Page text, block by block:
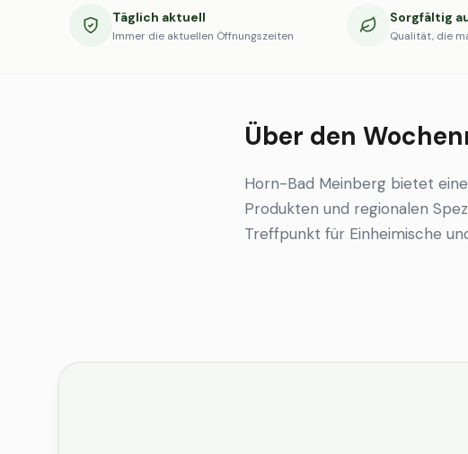
Täglich aktuell
Immer die aktuellen Öffnungszeiten
Sorgfältig
Qualität, die
Über den
Horn-Bad Meinberg bietet
Produkten und regionalen
Treffpunkt für Einheimische